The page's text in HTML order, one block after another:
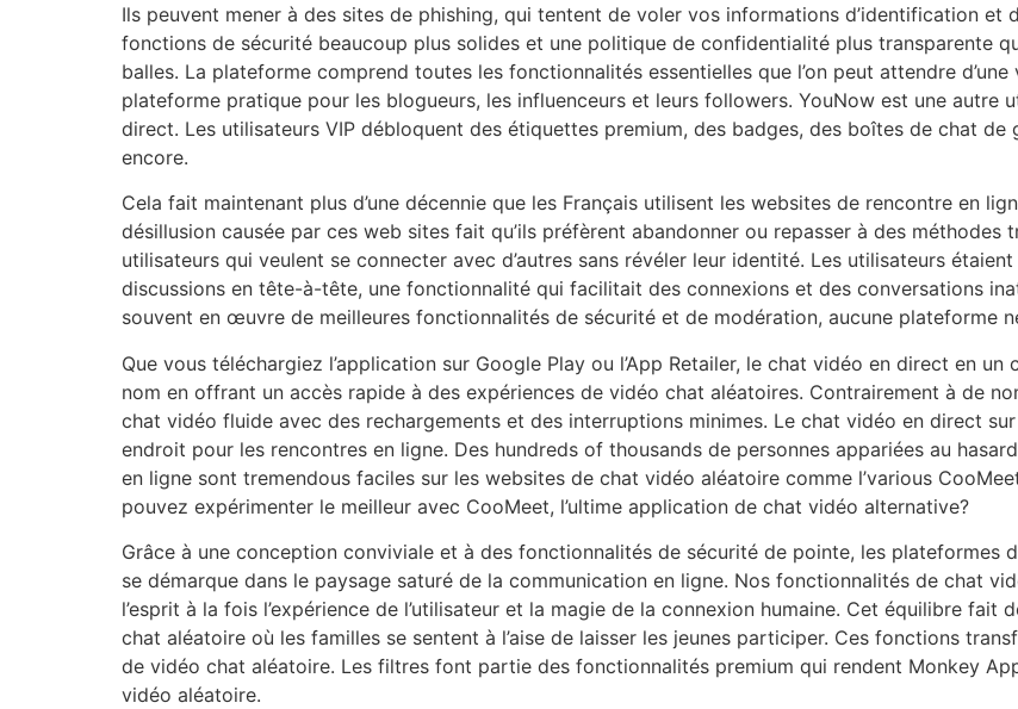
Ils peuvent mener à des sites de phishing, qui tentent de voler vos informations d’identification et
fonctions de sécurité beaucoup plus solides et une politique de confidentialité plus transparente
balles. La plateforme comprend toutes les fonctionnalités essentielles que l’on peut attendre
plateforme pratique pour les blogueurs, les influenceurs et leurs followers. YouNow est une
direct. Les utilisateurs VIP débloquent des étiquettes premium, des badges, des boîtes de chat
encore.
Cela fait maintenant plus d’une décennie que les Français utilisent les websites de rencontre en
désillusion causée par ces web sites fait qu’ils préfèrent abandonner ou repasser à des
utilisateurs qui veulent se connecter avec d’autres sans révéler leur identité. Les utilisateurs
discussions en tête-à-tête, une fonctionnalité qui facilitait des connexions et des conversations
souvent en œuvre de meilleures fonctionnalités de sécurité et de modération, aucune plateforme
Que vous téléchargiez l’application sur Google Play ou l’App Retailer, le chat vidéo en direct en
nom en offrant un accès rapide à des expériences de vidéo chat aléatoires. Contrairement à de
chat vidéo fluide avec des rechargements et des interruptions minimes. Le chat vidéo en direct
endroit pour les rencontres en ligne. Des hundreds of thousands de personnes appariées au
en ligne sont tremendous faciles sur les websites de chat vidéo aléatoire comme l’various
pouvez expérimenter le meilleur avec CooMeet, l’ultime application de chat vidéo alternative?
Grâce à une conception conviviale et à des fonctionnalités de sécurité de pointe, les plateformes
se démarque dans le paysage saturé de la communication en ligne. Nos fonctionnalités de chat
l’esprit à la fois l’expérience de l’utilisateur et la magie de la connexion humaine. Cet équilibre fait
chat aléatoire où les familles se sentent à l’aise de laisser les jeunes participer. Ces fonctions
de vidéo chat aléatoire. Les filtres font partie des fonctionnalités premium qui rendent Monkey
vidéo aléatoire.